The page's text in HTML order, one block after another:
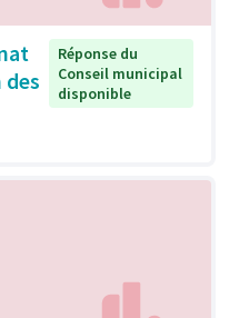
Réponse du
Conseil municipal
disponible